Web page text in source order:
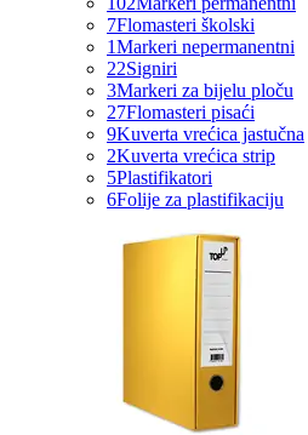
7Flomasteri školski
1Markeri nepermanentni
22Signiri
3Markeri za bijelu ploču
27Flomasteri pisaći
9Kuverta vrećica jastučna
2Kuverta vrećica strip
5Plastifikatori
6Folije za plastifikaciju